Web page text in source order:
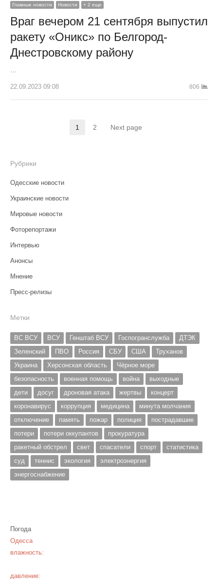
Главные новости Новости + 2 еще
Враг вечером 21 сентября выпустил
ракету «Оникс» по Белгород-
Днестровскому району
22.09.2023 09:08 806
Страница
1 Страница
2 Next page
Рубрики
Одесские новости
Украинские новости
Мировые новости
Фоторепортажи
Интервью
Анонсы
Мнение
Пресс-релизы
Метки
ВС ВСУ ВСУ Генштаб ВСУ Госпогранслужба
ДТЭК
Зеленский
ПВО Россия СБУ США
Труханов
Украина
Херсонская область
Чёрное море
безопасность
военная помощь война
выходные
дети
досуг дроновая атака жертвы
концерт
коронавирус
коррупция медицина
минута молчания
отключение
память пожар полиция
пострадавшие
потери
потери оккупантов
прокуратура
ракетный обстрел
свет спасатели спорт
статистика
суд
теннис экология
электроэнергия
энергоснабжение
Погода
Одесса
влажность:
давление: